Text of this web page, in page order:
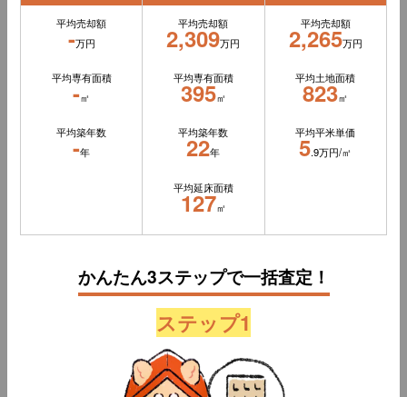
平均売却額
-万円
平均専有面積
-㎡
平均築年数
-年
平均売却額
2,309万円
平均専有面積
395㎡
平均築年数
22年
平均延床面積
127㎡
平均売却額
2,265万円
平均土地面積
823㎡
平均平米単価
5.9万円/㎡
かんたん3ステップで一括査定！
ステップ1